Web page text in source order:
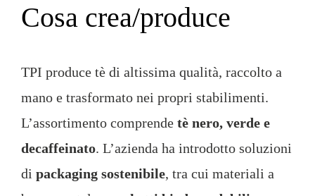
Cosa crea/produce
TPI produce tè di altissima qualità, raccolto a
mano e trasformato nei propri stabilimenti.
L’assortimento comprende tè nero, verde e
decaffeinato. L’azienda ha introdotto soluzioni
di packaging sostenibile, tra cui materiali a